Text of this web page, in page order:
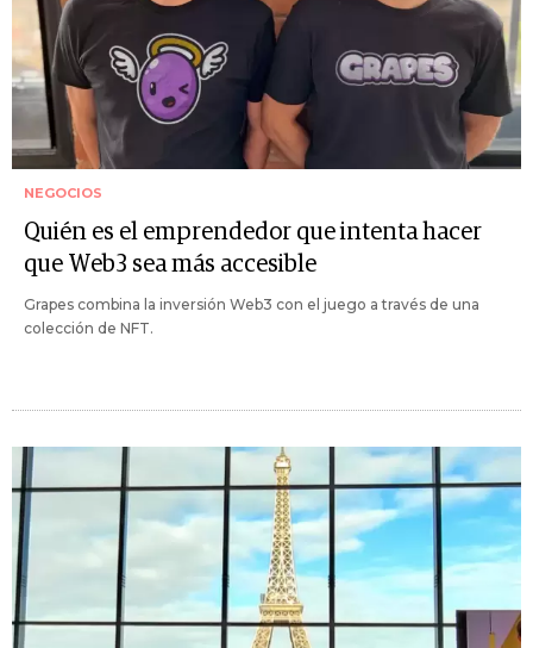
NEGOCIOS
Quién es el emprendedor que intenta hacer
que Web3 sea más accesible
Grapes combina la inversión Web3 con el juego a través de una
colección de NFT.